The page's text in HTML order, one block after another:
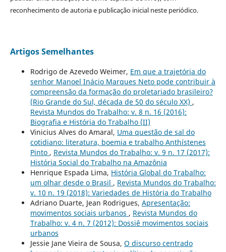
reconhecimento de autoria e publicação inicial neste periódico.
Artigos Semelhantes
Rodrigo de Azevedo Weimer, Em que a trajetória do
senhor Manoel Inácio Marques Neto pode contribuir à
compreensão da formação do proletariado brasileiro?
(Rio Grande do Sul, década de 50 do século XX) ,
Revista Mundos do Trabalho: v. 8 n. 16 (2016):
Biografia e História do Trabalho (II)
Vinicius Alves do Amaral, Uma questão de sal do
cotidiano: literatura, boemia e trabalho Anthístenes
Pinto , Revista Mundos do Trabalho: v. 9 n. 17 (2017):
História Social do Trabalho na Amazônia
Henrique Espada Lima, História Global do Trabalho:
um olhar desde o Brasil , Revista Mundos do Trabalho:
v. 10 n. 19 (2018): Variedades de História do Trabalho
Adriano Duarte, Jean Rodrigues, Apresentação:
movimentos sociais urbanos , Revista Mundos do
Trabalho: v. 4 n. 7 (2012): Dossiê movimentos sociais
urbanos
Jessie Jane Vieira de Sousa, O discurso centrado